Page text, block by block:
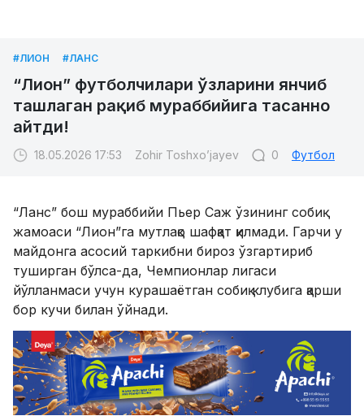
#ЛИОН #ЛАНС
“Лион” футболчилари ўзларини янчиб
ташлаган рақиб мураббийига тасанно
айтди!
18.05.2026 17:53 Zohir Toshxo’jayev 0 Футбол
​“Ланс” бош мураббийи Пьер Саж ўзининг собиқ
жамоаси “Лион”га мутлақо шафқат қилмади. Гарчи у
майдонга асосий таркибни бироз ўзгартириб
туширган бўлса-да, Чемпионлар лигаси
йўлланмаси учун курашаётган собиқ клубига қарши
бор кучи билан ўйнади.